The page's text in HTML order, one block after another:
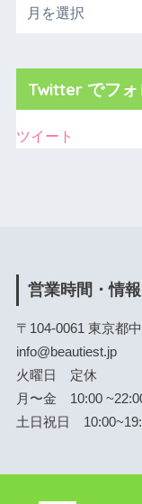
Twitter でフォ
ツイート
営業時間・情報
〒104-0061 東京都
info@beautiest.jp
火曜日 定休
月〜金 10:00
土日祝日